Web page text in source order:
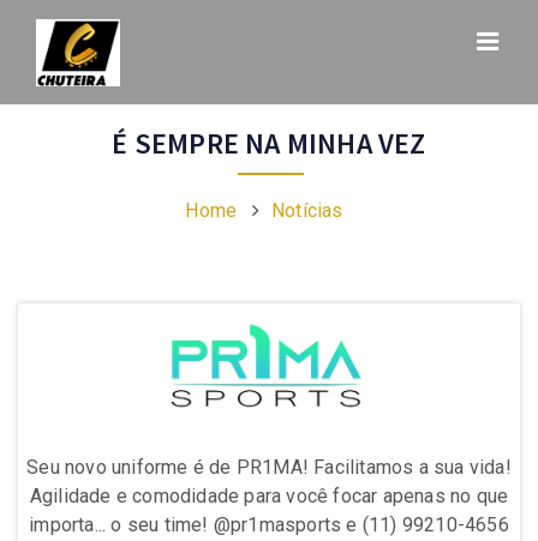
É SEMPRE NA MINHA VEZ
Home Notícias
Seu novo uniforme é de PR1MA! Facilitamos a sua vida!
Agilidade e comodidade para você focar apenas no que
importa... o seu time! @pr1masports e (11) 99210-4656